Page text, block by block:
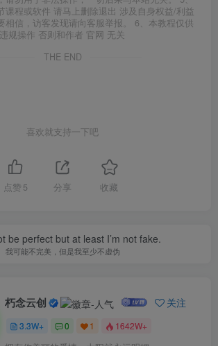
课程或软件 请马上删除退出 涉及自身权益/利益
相信，访客发现请向客服举报。 6、本教程仅供
规操作 否则和作者 官网 无关
THE END
喜欢就支持一下吧
点赞 5 分享 收藏
be perfect but at least I’m not fake.
我可能不完美，但是我至少不虚伪
朽念云创 关注
3.3W+ 0 1 1642W+